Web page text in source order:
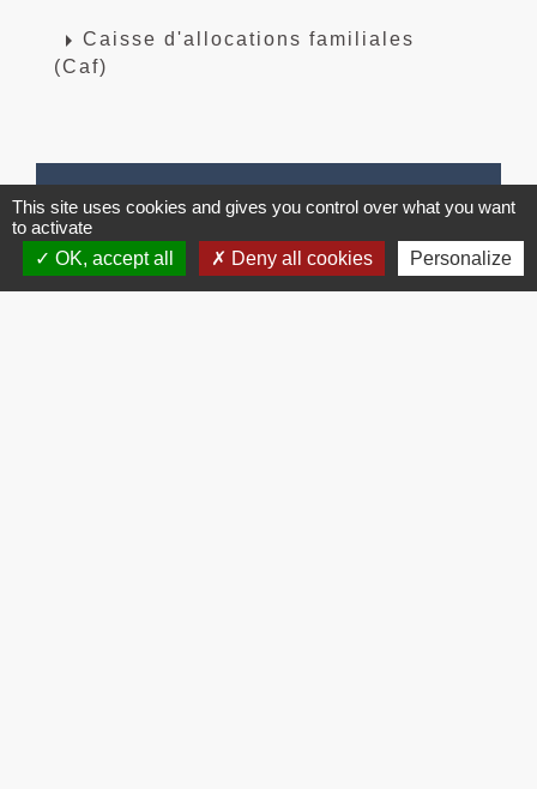
arrow_right Caisse d'allocations familiales
(Caf)
Services en ligne et formulaires
This site uses cookies and gives you control over what you want
to activate
OK, accept all
Deny all cookies Personalize